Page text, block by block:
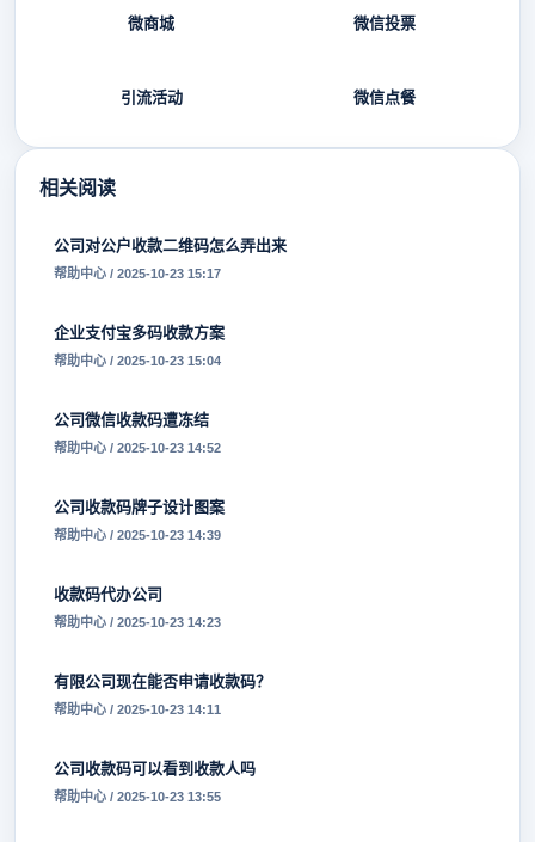
微商城 微信投票
引流活动 微信点餐
相关阅读
公司对公户收款二维码怎么弄出来
帮助中心 / 2025-10-23 15:17
企业支付宝多码收款方案
帮助中心 / 2025-10-23 15:04
公司微信收款码遭冻结
帮助中心 / 2025-10-23 14:52
公司收款码牌子设计图案
帮助中心 / 2025-10-23 14:39
收款码代办公司
帮助中心 / 2025-10-23 14:23
有限公司现在能否申请收款码？
帮助中心 / 2025-10-23 14:11
公司收款码可以看到收款人吗
帮助中心 / 2025-10-23 13:55